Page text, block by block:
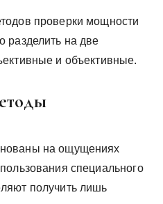
проверки мощности
разделить на две
и объективные.
на ощущениях
специального
получить лишь